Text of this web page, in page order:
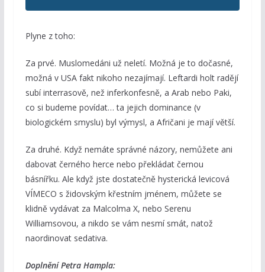
Plyne z toho:
Za prvé. Muslomedáni už neletí. Možná je to dočasné,
možná v USA fakt nikoho nezajímají. Leftardi holt radějí
subí interrasově, než inferkonfesně, a Arab nebo Paki,
co si budeme povídat… ta jejich dominance (v
biologickém smyslu) byl výmysl, a Afričani je mají větší.
Za druhé. Když nemáte správné názory, nemůžete ani
dabovat černého herce nebo překládat černou
básnířku. Ale když jste dostatečně hysterická levicová
VÍMECO s židovským křestním jménem, můžete se
klidně vydávat za Malcolma X, nebo Serenu
Williamsovou, a nikdo se vám nesmí smát, natož
naordinovat sedativa.
Doplnění Petra Hampla: